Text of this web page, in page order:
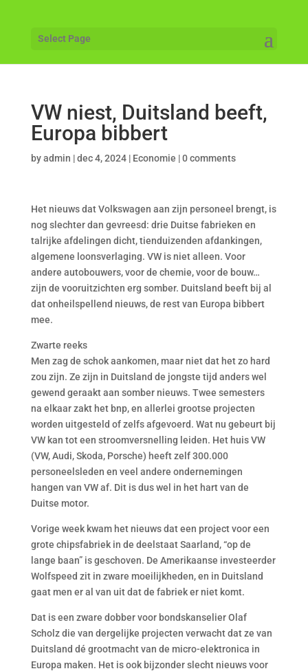
Select Page
VW niest, Duitsland beeft,
Europa bibbert
byadmin |dec 4, 2024| Economie |0 comments
Het nieuws dat Volkswagen aan zijn personeel brengt, is
nog slechter dan gevreesd: drie Duitse fabrieken en
talrijke afdelingen dicht, tienduizenden afdankingen,
algemene loonsverlaging. VW is niet alleen. Voor
andere autobouwers, voor de chemie, voor de bouw…
zijn de vooruitzichten erg somber. Duitsland beeft bij al
dat onheilspellend nieuws, de rest van Europa bibbert
mee.
Zwarte reeks
Men zag de schok aankomen, maar niet dat het zo hard
zou zijn. Ze zijn in Duitsland de jongste tijd anders wel
gewend geraakt aan somber nieuws. Twee semesters
na elkaar zakt het bnp, en allerlei grootse projecten
worden uitgesteld of zelfs afgevoerd. Wat nu gebeurt bij
VW kan tot een stroomversnelling leiden. Het huis VW
(VW, Audi, Skoda, Porsche) heeft zelf 300.000
personeelsleden en veel andere ondernemingen
hangen van VW af. Dit is dus wel in het hart van de
Duitse motor.
Vorige week kwam het nieuws dat een project voor een
grote chipsfabriek in de deelstaat Saarland, “op de
lange baan” is geschoven. De Amerikaanse investeerder
Wolfspeed zit in zware moeilijkheden, en in Duitsland
gaat men er al van uit dat de fabriek er niet komt.
Dat is een zware dobber voor bondskanselier Olaf
Scholz die van dergelijke projecten verwacht dat ze van
Duitsland dé grootmacht van de micro-elektronica in
Europa maken. Het is ook bijzonder slecht nieuws voor